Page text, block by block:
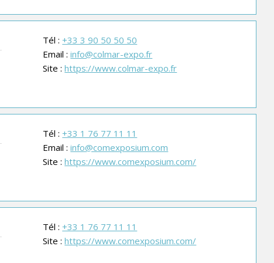
Tél :+33 3 90 50 50 50
Email :info@colmar-expo.fr
Site :https://www.colmar-expo.fr
Tél :+33 1 76 77 11 11
Email :info@comexposium.com
Site :https://www.comexposium.com/
Tél :+33 1 76 77 11 11
Site :https://www.comexposium.com/